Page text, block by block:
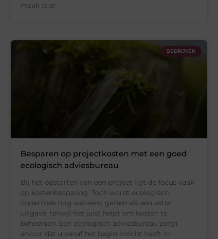
maak je er
BEDRIJVEN
Besparen op projectkosten met een goed
ecologisch adviesbureau
Bij het opstarten van een project ligt de focus vaak
op kostenbesparing. Toch wordt ecologisch
onderzoek nog wel eens gezien als een extra
uitgave, terwijl het juist helpt om kosten te
beheersen. Een ecologisch adviesbureau zorgt
ervoor dat u vanaf het begin inzicht heeft in